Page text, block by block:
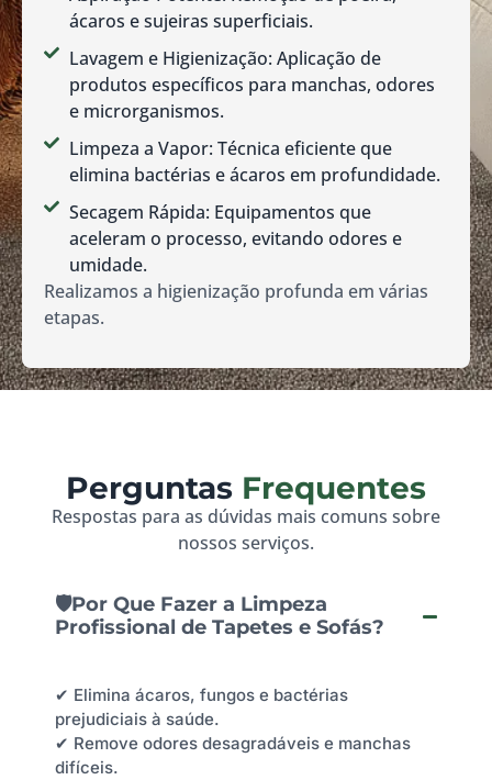
ácaros e sujeiras superficiais.
Lavagem e Higienização: Aplicação de
produtos específicos para manchas, odores
e microrganismos.
Limpeza a Vapor: Técnica eficiente que
elimina bactérias e ácaros em profundidade.
Secagem Rápida: Equipamentos que
aceleram o processo, evitando odores e
umidade.
Realizamos a higienização profunda em várias
etapas.
Perguntas Frequentes
Respostas para as dúvidas mais comuns sobre
nossos serviços.
🛡️Por Que Fazer a Limpeza
Profissional de Tapetes e Sofás?
✔ Elimina ácaros, fungos e bactérias
prejudiciais à saúde.
✔ Remove odores desagradáveis e manchas
difíceis.